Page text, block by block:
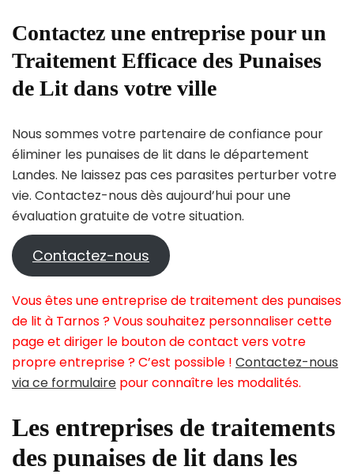
Contactez une entreprise pour un
Traitement Efficace des Punaises
de Lit dans votre ville
Nous sommes votre partenaire de confiance pour
éliminer les punaises de lit dans le département
Landes. Ne laissez pas ces parasites perturber votre
vie. Contactez-nous dès aujourd’hui pour une
évaluation gratuite de votre situation.
Contactez-nous
Vous êtes une entreprise de traitement des punaises
de lit à Tarnos ? Vous souhaitez personnaliser cette
page et diriger le bouton de contact vers votre
propre entreprise ? C’est possible ! Contactez-nous
via ce formulaire pour connaître les modalités.
Les entreprises de traitements
des punaises de lit dans les